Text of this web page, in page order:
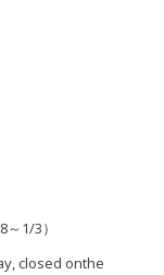
1/3）
closed onthe